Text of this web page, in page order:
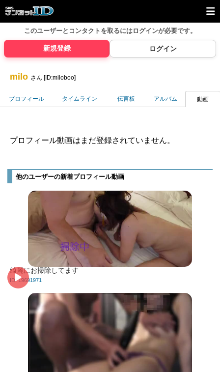
このユーザーとコンタクトを取るにはログインが必要です。
新規登録 ログイン
milo さん [ID:miloboo]
プロフィール タイムライン 伝言板 アルバム 動画
プロフィール動画はまだ登録されていません。
他のユーザーの新着プロフィール動画
綺麗にお掃除してます
ID: 19691971